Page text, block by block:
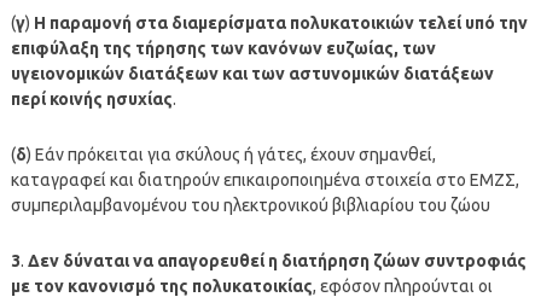
(γ) Η παραμονή στα διαμερίσματα πολυκατοικιών τελεί υπό την
επιφύλαξη της τήρησης των κανόνων ευζωίας, των
υγειονομικών διατάξεων και των αστυνομικών διατάξεων
περί κοινής ησυχίας.
(δ) Εάν πρόκειται για σκύλους ή γάτες, έχουν σημανθεί,
καταγραφεί και διατηρούν επικαιροποιημένα στοιχεία στο ΕΜΖΣ,
συμπεριλαμβανομένου του ηλεκτρονικού βιβλιαρίου του ζώου
3. Δεν δύναται να απαγορευθεί η διατήρηση ζώων συντροφιάς
με τον κανονισμό της πολυκατοικίας, εφόσον πληρούνται οι